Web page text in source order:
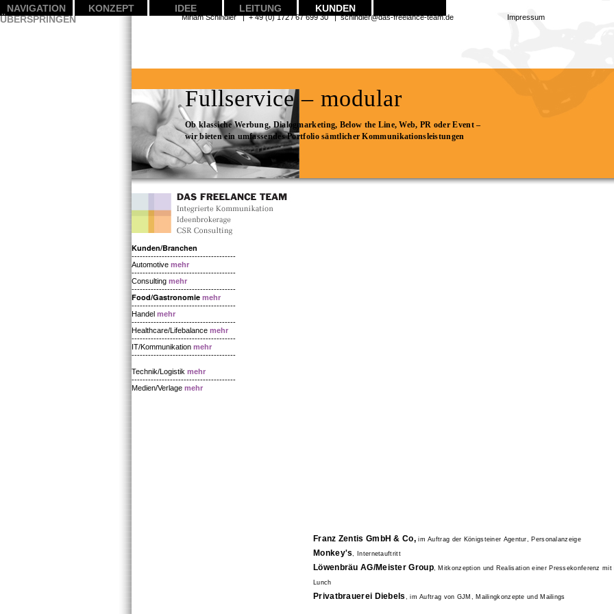
Fullservice – modular
Ob klassiche Werbung, Dialogmarketing, Below the Line, Web, PR oder Event –
wir bieten ein umfassendes Portfolio sämtlicher Kommunikationsleistungen
Kunden/Branchen
--------------------------------------
Automotive mehr
--------------------------------------
Consulting mehr
--------------------------------------
Food/Gastronomie mehr
--------------------------------------
Handel mehr
--------------------------------------
Healthcare/Lifebalance mehr
--------------------------------------
IT/Kommunikation mehr
--------------------------------------
Technik/Logistik mehr
--------------------------------------
Medien/Verlage mehr
NAVIGATION
ÜBERSPRINGEN
KONZEPT IDEE LEITUNG KUNDEN
Franz Zentis GmbH & Co,im Auftrag der Königsteiner Agentur, Personalanzeige
Monkey's, Internetauftritt
Löwenbräu AG/Meister Group, Mitkonzeption und Realisation einer Pressekonferenz mit
Lunch
Privatbrauerei Diebels , im Auftrag von GJM, Mailingkonzepte und Mailings
Miriam Schindler | + 49 (0) 172 / 67 699 30 | schindler@das-freelance-team.de Impressum